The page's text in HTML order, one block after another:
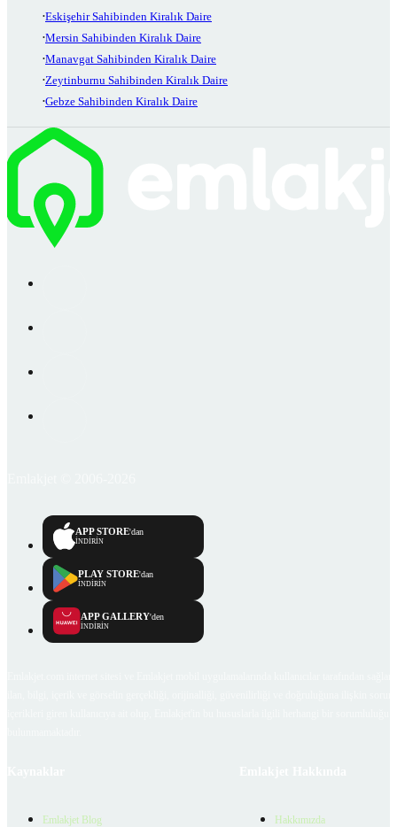
Eskişehir Sahibinden Kiralık Daire
Mersin Sahibinden Kiralık Daire
Manavgat Sahibinden Kiralık Daire
Zeytinburnu Sahibinden Kiralık Daire
Gebze Sahibinden Kiralık Daire
APP STORE'dan
İNDİRİN
PLAY STORE'dan
İNDİRİN
APP GALLERY'den
İNDİRİN
Emlakjet Blog Hakkımızda